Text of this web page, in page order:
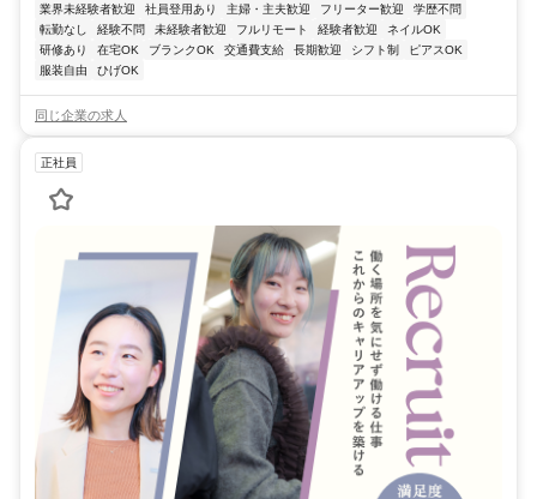
業界未経験者歓迎 社員登用あり 主婦・主夫歓迎 フリーター歓迎
学歴不問
転勤なし
経験不問 未経験者歓迎 フルリモート 経験者歓迎
ネイルOK
研修あり
在宅OK ブランクOK 交通費支給 長期歓迎 シフト制
ピアスOK
服装自由
ひげOK
同じ企業の求人
正社員